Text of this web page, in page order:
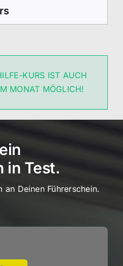
KURS IST AUCH
MONAT MÖGLICH!
in Test.
an Deinen Führerschein.